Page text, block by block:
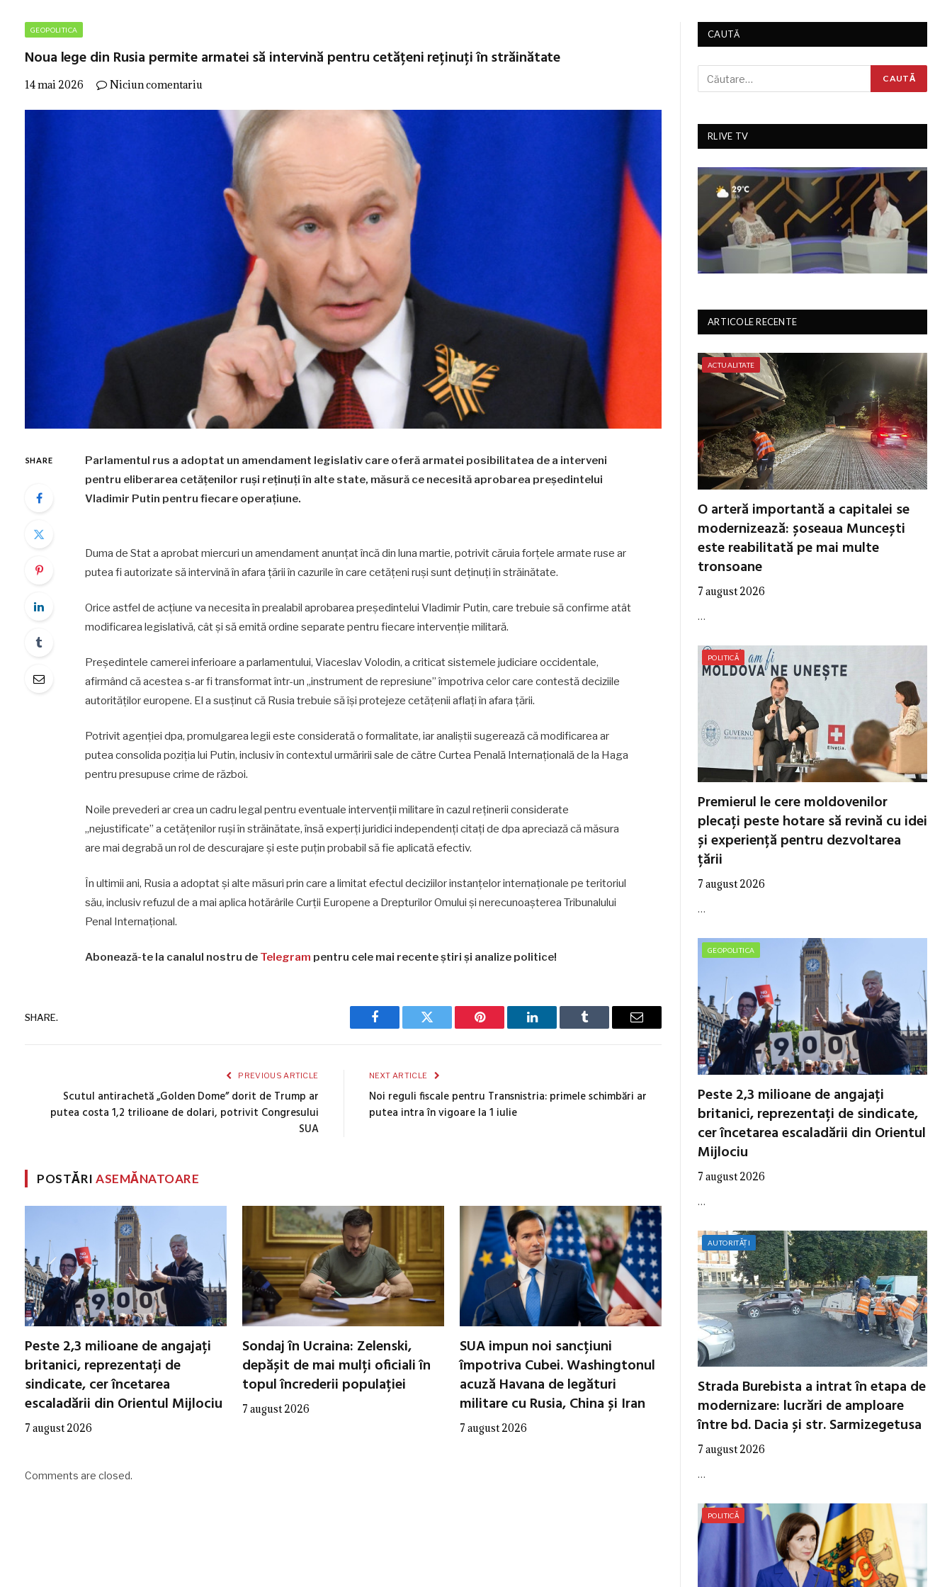
GEOPOLITICA
Noua lege din Rusia permite armatei să intervină pentru cetățeni reținuți în străinătate
14 mai 2026 Niciun comentariu
SHARE
Parlamentul rus a adoptat un amendament legislativ care oferă armatei posibilitatea de a interveni
pentru eliberarea cetățenilor ruși reținuți în alte state, măsură ce necesită aprobarea președintelui
Vladimir Putin pentru fiecare operațiune.
Duma de Stat a aprobat miercuri un amendament anunțat încă din luna martie, potrivit căruia forțele armate ruse ar
putea fi autorizate să intervină în afara țării în cazurile în care cetățeni ruși sunt deținuți în străinătate.
Orice astfel de acțiune va necesita în prealabil aprobarea președintelui Vladimir Putin, care trebuie să confirme atât
modificarea legislativă, cât și să emită ordine separate pentru fiecare intervenție militară.
Președintele camerei inferioare a parlamentului, Viaceslav Volodin, a criticat sistemele judiciare occidentale,
afirmând că acestea s-ar fi transformat într-un „instrument de represiune” împotriva celor care contestă deciziile
autorităților europene. El a susținut că Rusia trebuie să își protejeze cetățenii aflați în afara țării.
Potrivit agenției dpa, promulgarea legii este considerată o formalitate, iar analiștii sugerează că modificarea ar
putea consolida poziția lui Putin, inclusiv în contextul urmăririi sale de către Curtea Penală Internațională de la Haga
pentru presupuse crime de război.
Noile prevederi ar crea un cadru legal pentru eventuale intervenții militare în cazul reținerii considerate
„nejustificate” a cetățenilor ruși în străinătate, însă experți juridici independenți citați de dpa apreciază că măsura
are mai degrabă un rol de descurajare și este puțin probabil să fie aplicată efectiv.
În ultimii ani, Rusia a adoptat și alte măsuri prin care a limitat efectul deciziilor instanțelor internaționale pe teritoriul
său, inclusiv refuzul de a mai aplica hotărârile Curții Europene a Drepturilor Omului și nerecunoașterea Tribunalului
Penal Internațional.
Abonează-te la canalul nostru de Telegram pentru cele mai recente știri și analize politice!
SHARE.
Facebook Twitter Pinterest LinkedIn Tumblr Email
PREVIOUS ARTICLE
Scutul antirachetă „Golden Dome” dorit de Trump ar
putea costa 1,2 trilioane de dolari, potrivit Congresului
SUA
NEXT ARTICLE
Noi reguli fiscale pentru Transnistria: primele schimbări ar
putea intra în vigoare la 1 iulie
POSTĂRIASEMĂNATOARE
Peste 2,3 milioane de angajați
britanici, reprezentați de
sindicate, cer încetarea
escaladării din Orientul Mijlociu
7 august 2026
Sondaj în Ucraina: Zelenski,
depășit de mai mulți oficiali în
topul încrederii populației
7 august 2026
SUA impun noi sancțiuni
împotriva Cubei. Washingtonul
acuză Havana de legături
militare cu Rusia, China și Iran
7 august 2026
Comments are closed.
CAUTĂ
RLIVE TV
ARTICOLE RECENTE
ACTUALITATE
O arteră importantă a capitalei se
modernizează: șoseaua Muncești
este reabilitată pe mai multe
tronsoane
7 august 2026
…
POLITICĂ
Premierul le cere moldovenilor
plecați peste hotare să revină cu idei
și experiență pentru dezvoltarea
țării
7 august 2026
…
GEOPOLITICA
Peste 2,3 milioane de angajați
britanici, reprezentați de sindicate,
cer încetarea escaladării din Orientul
Mijlociu
7 august 2026
…
AUTORITĂȚI
Strada Burebista a intrat în etapa de
modernizare: lucrări de amploare
între bd. Dacia și str. Sarmizegetusa
7 august 2026
…
POLITICĂ